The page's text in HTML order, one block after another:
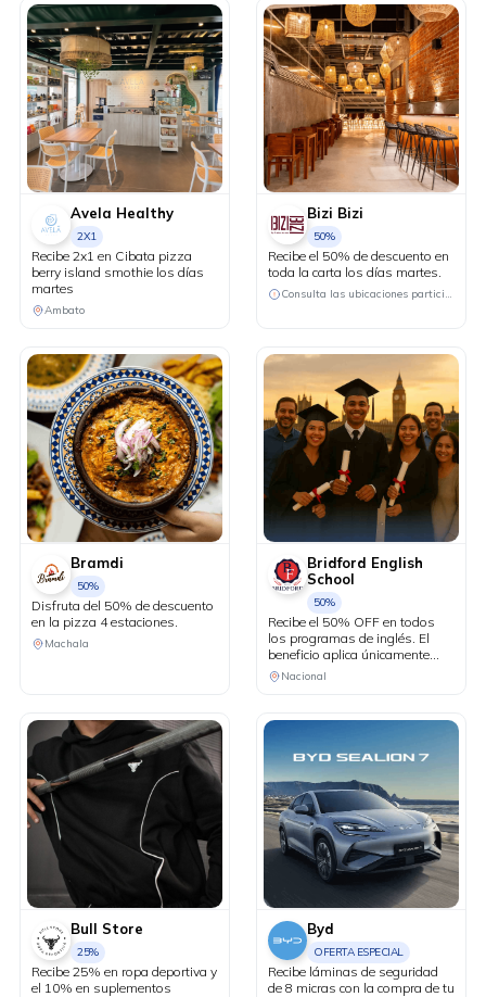
Avela Healthy
2X1
Recibe 2x1 en Cibata pizza
berry island smothie los días
martes
Ambato
Bizi Bizi
50%
Recibe el 50% de descuento en
toda la carta los días martes.
Consulta las ubicaciones participantes
Bramdi
50%
Disfruta del 50% de descuento
en la pizza 4 estaciones.
Machala
Bridford English
School
50%
Recibe el 50% OFF en todos
los programas de inglés. El
beneficio aplica únicamente
durante la primera asesoría.
Válido del 1 de julio al 31 de
Nacional
Bull Store
25%
Recibe 25% en ropa deportiva y
el 10% en suplementos
Byd
OFERTA ESPECIAL
Recibe láminas de seguridad
de 8 micras con la compra de tu